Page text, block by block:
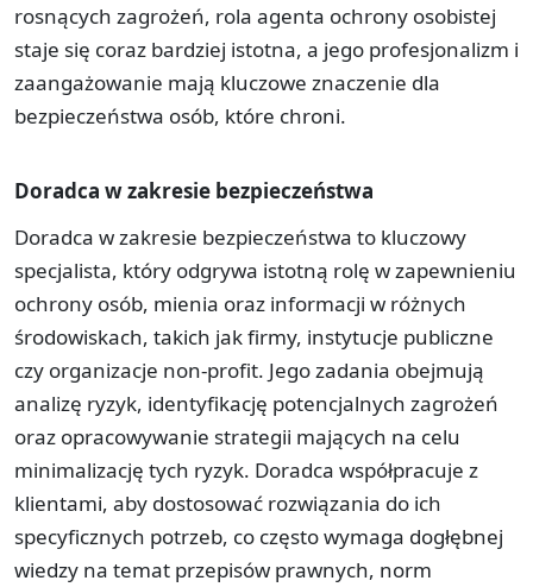
rosnących zagrożeń, rola agenta ochrony osobistej
staje się coraz bardziej istotna, a jego profesjonalizm i
zaangażowanie mają kluczowe znaczenie dla
bezpieczeństwa osób, które chroni.
Doradca w zakresie bezpieczeństwa
Doradca w zakresie bezpieczeństwa to kluczowy
specjalista, który odgrywa istotną rolę w zapewnieniu
ochrony osób, mienia oraz informacji w różnych
środowiskach, takich jak firmy, instytucje publiczne
czy organizacje non-profit. Jego zadania obejmują
analizę ryzyk, identyfikację potencjalnych zagrożeń
oraz opracowywanie strategii mających na celu
minimalizację tych ryzyk. Doradca współpracuje z
klientami, aby dostosować rozwiązania do ich
specyficznych potrzeb, co często wymaga dogłębnej
wiedzy na temat przepisów prawnych, norm